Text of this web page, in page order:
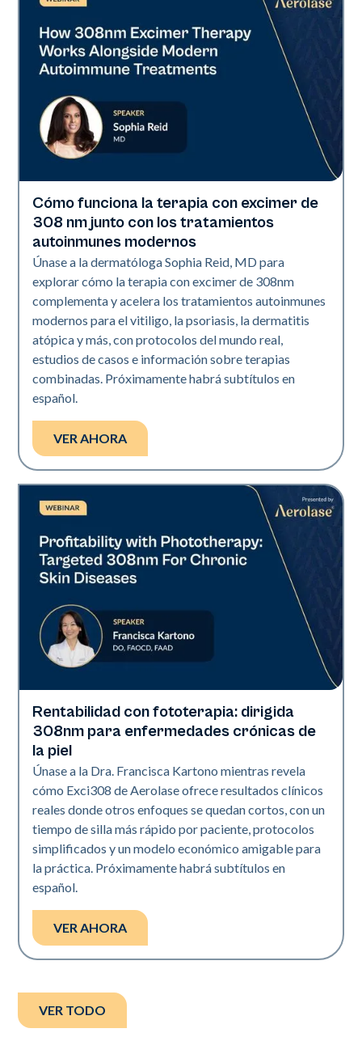
Exci308
Cómo funciona la terapia con excimer de
308 nm junto con los tratamientos
autoinmunes modernos
Únase a la dermatóloga Sophia Reid, MD para
explorar cómo la terapia con excimer de 308nm
complementa y acelera los tratamientos autoinmunes
modernos para el vitiligo, la psoriasis, la dermatitis
atópica y más, con protocolos del mundo real,
estudios de casos e información sobre terapias
combinadas. Próximamente habrá subtítulos en
español.
VER AHORA
Exci308
Rentabilidad con fototerapia: dirigida
308nm para enfermedades crónicas de
la piel
Únase a la Dra. Francisca Kartono mientras revela
cómo Exci308 de Aerolase ofrece resultados clínicos
reales donde otros enfoques se quedan cortos, con un
tiempo de silla más rápido por paciente, protocolos
simplificados y un modelo económico amigable para
la práctica. Próximamente habrá subtítulos en
español.
VER AHORA
VER TODO